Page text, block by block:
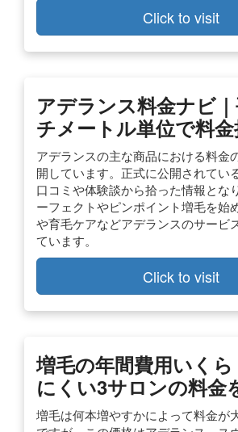
Click to visit
アデランス料金ナビ
チメートル単位で料
アデランスの主な商品における料金
開しています。正式に公開されてい
口コミや体験談から拾った情報とな
ーフェクトやピンポイント増毛を始
や育毛ケアなどアデランスのサービ
ています。
Click to visit
増毛の年間費用いくら
にくい3サロンの料金
増毛は何本増やすかによって料金が